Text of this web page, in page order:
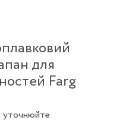
для
Farg
уточнюйте